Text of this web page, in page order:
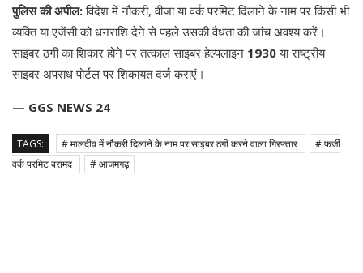
पुलिस की अपील:विदेश में नौकरी, वीजा या वर्क परमिट दिलाने के नाम पर किसी भी
व्यक्ति या एजेंसी को धनराशि देने से पहले उसकी वैधता की जांच अवश्य करें।
साइबर ठगी का शिकार होने पर तत्काल साइबर हेल्पलाइन 1930या राष्ट्रीय
साइबर अपराध पोर्टल पर शिकायत दर्ज कराएं।
— GGS NEWS 24
TAGS: # मालदीव में नौकरी दिलाने के नाम पर साइबर ठगी करने वाला गिरफ्तार
# फर्जी
वर्क परमिट बरामद
# आजमगढ़